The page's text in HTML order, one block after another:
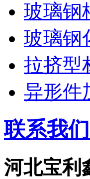
玻璃钢
玻璃钢
拉挤型
异形件
联系我
河北宝利